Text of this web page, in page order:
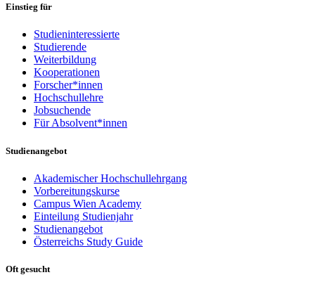
Einstieg für
Studieninteressierte
Studierende
Weiterbildung
Kooperationen
Forscher*innen
Hochschullehre
Jobsuchende
Für Absolvent*innen
Studienangebot
Akademischer Hochschullehrgang
Vorbereitungskurse
Campus Wien Academy
Einteilung Studienjahr
Studienangebot
Österreichs Study Guide
Oft gesucht